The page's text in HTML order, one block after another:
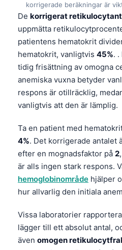
korrigerade beräkningar är
De korrigerat
uppmätta
patientens hematokrit
hematokrit, vanligtvis 45%. .
tidig frisättning av omogna
anemiska vuxna betyder
respons är otillräcklig,
vanligtvis att den är lämplig.
Ta en patient med
4%. Det korrigerade antalet
efter en mognadsfaktor på 2
är alls ingen stark respons.
hemoglobinområde hjälper
hur allvarlig den initiala
Vissa laboratorier
lägger till ett absolut antal,
även omogen